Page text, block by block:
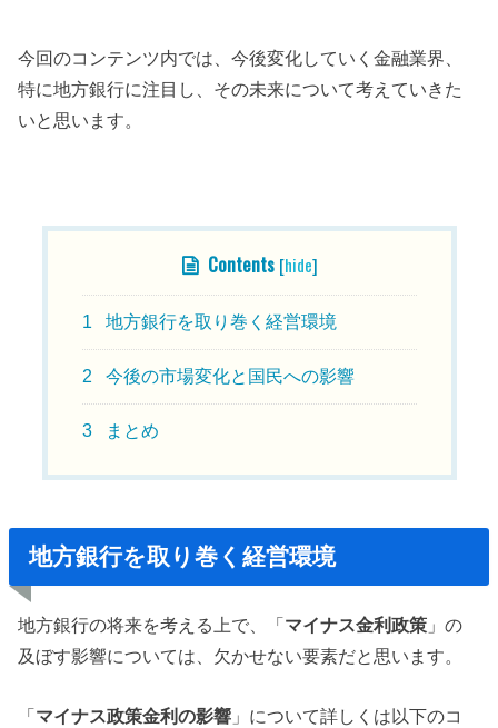
今回のコンテンツ内では、今後変化していく金融業界、
特に地方銀行に注目し、その未来について考えていきた
いと思います。
Contents [hide]
1 地方銀行を取り巻く経営環境
2 今後の市場変化と国民への影響
3 まとめ
地方銀行を取り巻く経営環境
地方銀行の将来を考える上で、「マイナス金利政策 」の
及ぼす影響については、欠かせない要素だと思います。
「マイナス政策金利の影響 」について詳しくは以下のコ